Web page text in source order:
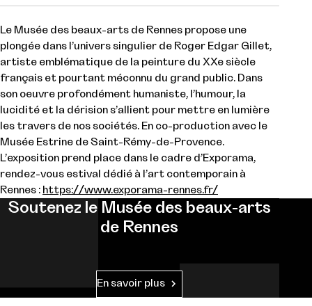
Le Musée des beaux-arts de Rennes propose une
plongée dans l’univers singulier de Roger Edgar Gillet,
artiste emblématique de la peinture du XXe siècle
français et pourtant méconnu du grand public. Dans
son oeuvre profondément humaniste, l’humour, la
lucidité et la dérision s’allient pour mettre en lumière
les travers de nos sociétés. En co-production avec le
Musée Estrine de Saint-Rémy-de-Provence.
L’exposition prend place dans le cadre d’Exporama,
rendez-vous estival dédié à l’art contemporain à
Rennes : https://www.exporama-rennes.fr/
Soutenez le Musée des beaux-arts
de Rennes
En savoir plus